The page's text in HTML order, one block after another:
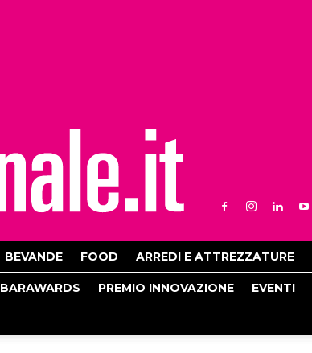
BEVANDE FOOD ARREDI E ATTREZZATURE
BARAWARDS PREMIO INNOVAZIONE EVENTI